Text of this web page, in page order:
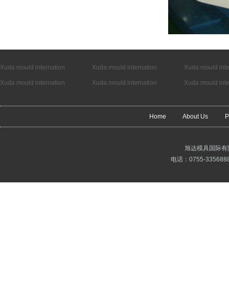
Xuda mould internation Xuda mould internation Xuda mould
Xuda mould internation Xuda mould internation Xuda mould
Home About Us
旭达模具国际
电话：0755-